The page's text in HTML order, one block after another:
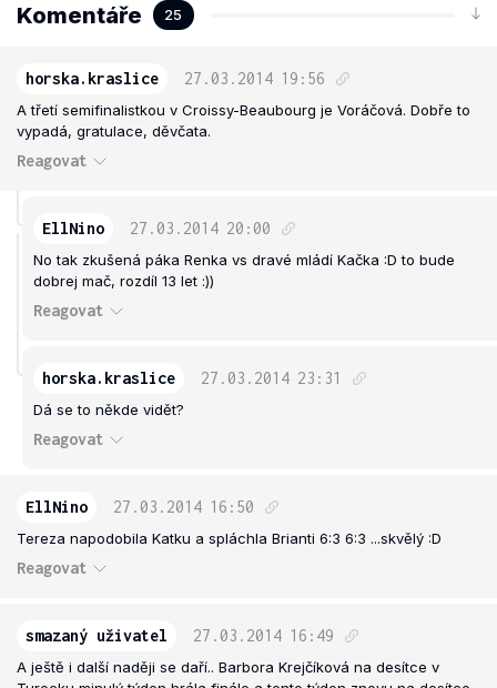
Komentáře 25
horska.kraslice 27.03.2014 19:56
A třetí semifinalistkou v Croissy-Beaubourg je Voráčová. Dobře to
vypadá, gratulace, děvčata.
Reagovat
EllNino 27.03.2014 20:00
No tak zkušená páka Renka vs dravé mládí Kačka :D to bude
dobrej mač, rozdíl 13 let :))
Reagovat
horska.kraslice 27.03.2014 23:31
Dá se to někde vidět?
Reagovat
EllNino 27.03.2014 16:50
Tereza napodobila Katku a spláchla Brianti 6:3 6:3 ...skvělý :D
Reagovat
smazaný uživatel 27.03.2014 16:49
A ještě i další naději se daří.. Barbora Krejčíková na desítce v